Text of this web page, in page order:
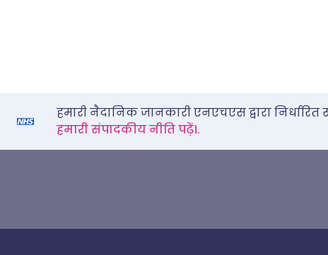
हमारी नैदानिक जानकारी एनएचएस द्वारा
हमारी संपादकीय नीति पढ़ें।.